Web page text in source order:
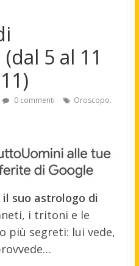
5 al 11
0 commenti
Oroscopo.
suo astrologo di
i tritoni e le
più segreti: lui vede,